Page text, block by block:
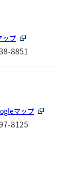
ップ
8851
マップ
8125